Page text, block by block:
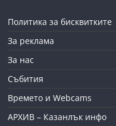
Политика за бисквитките
За реклама
За нас
Събития
Времето и Webcams
АРХИВ – Казанлък инфо